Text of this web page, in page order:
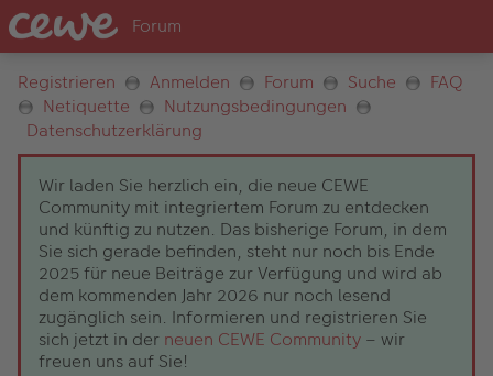
Registrieren Anmelden Forum Suche
FAQ
Netiquette
Nutzungsbedingungen
Datenschutzerklärung
Wir laden Sie herzlich ein, die neue CEWE
Community mit integriertem Forum zu entdecken
und künftig zu nutzen. Das bisherige Forum, in dem
Sie sich gerade befinden, steht nur noch bis Ende
2025 für neue Beiträge zur Verfügung und wird ab
dem kommenden Jahr 2026 nur noch lesend
zugänglich sein. Informieren und registrieren Sie
sich jetzt in der neuen CEWE Community – wir
freuen uns auf Sie!